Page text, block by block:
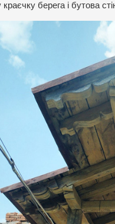
краєчку берега і бутова